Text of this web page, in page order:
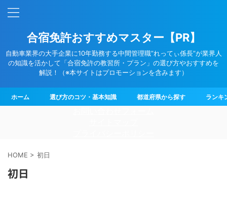
合宿免許おすすめマスター【PR】
自動車業界の大手企業に10年勤務する中間管理職”れってぃ係長”が業界人
の知識を活かして「合宿免許の教習所・プラン」の選び方やおすすめを
解説！（※本サイトはプロモーションを含みます）
ホーム 選び方のコツ・基本知識 都道府県から探す ランキ
HOME > 初日
初日